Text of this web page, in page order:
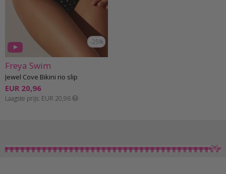
-25%
Freya Swim
Jewel Cove Bikini rio slip
EUR 20,96
Laagste prijs EUR 20,96